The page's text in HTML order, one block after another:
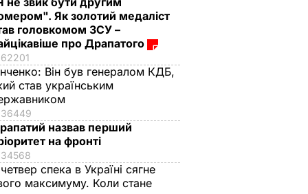
Як золотий медаліст
головкомом ЗСУ –
про Драпатого
62201
Він був генералом КДБ,
став українським
36449
назвав перший
на фронті
34568
спека в Україні сягне
максимуму. Коли стане